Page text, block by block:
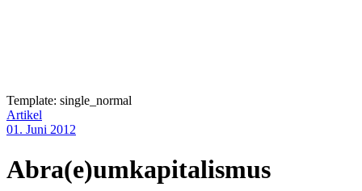
Template: single_normal
Artikel
01. Juni 2012
Abra(e)umkapitalismus